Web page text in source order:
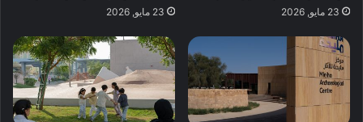
23 مايو, 2026 23 مايو, 2026